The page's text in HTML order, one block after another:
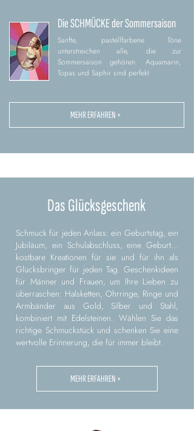
Die SCHMÜCKE der Sommersaison
Sanfte, pastellfarbene Töne
unterstreichen alle, die zur
Sommersaison gehören: Aquamarin,
Topas und Saphir sind perfekt
MEHR ERFAHREN >
Das Glücksgeschenk
Schmuck für jeden Anlass: ein Geburtstag, ein
Jubiläum, ein Schulabschluss, eine Geburt...
kostbare Kreationen für sie und für ihn als
Glücksbringer für jeden Tag. Geschenkideen
für Männer und Frauen, um Ihre Lieben zu
überraschen: Halsketten, Ohrringe, Ringe und
Armbänder aus Gold, Silber und Stahl,
kombiniert mit Edelsteinen. Wählen Sie das
richtige Schmuckstück und schenken Sie eine
wertvolle Erinnerung, die für immer bleibt.
MEHR ERFAHREN >